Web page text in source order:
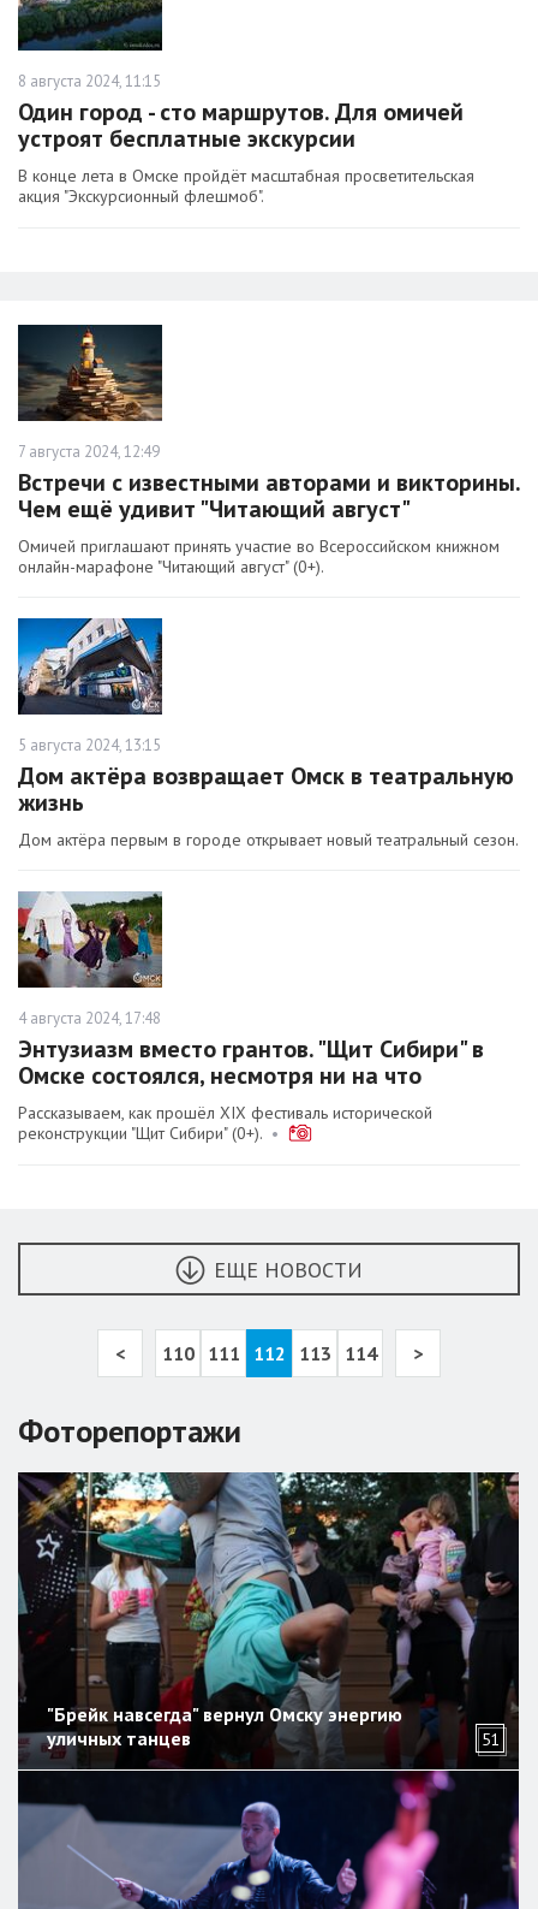
8 августа 2024, 11:15
Один город - сто маршрутов. Для омичей
устроят бесплатные экскурсии
В конце лета в Омске пройдёт масштабная просветительская
акция "Экскурсионный флешмоб".
7 августа 2024, 12:49
Встречи с известными авторами и викторины.
Чем ещё удивит "Читающий август"
Омичей приглашают принять участие во Всероссийском книжном
онлайн-марафоне "Читающий август" (0+).
5 августа 2024, 13:15
Дом актёра возвращает Омск в театральную
жизнь
Дом актёра первым в городе открывает новый театральный сезон.
4 августа 2024, 17:48
Энтузиазм вместо грантов. "Щит Сибири" в
Омске состоялся, несмотря ни на что
Рассказываем, как прошёл XIX фестиваль исторической
реконструкции "Щит Сибири" (0+). •
ЕЩЕ НОВОСТИ
< 110 111 112 113 114 >
Фоторепортажи
"Брейк навсегда" вернул Омску энергию
уличных танцев
51